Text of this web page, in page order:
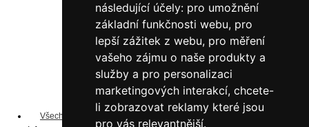
následující účely: pro umožnění
základní funkčnosti webu, pro
lepší zážitek z webu, pro měření
vašeho zájmu o naše produkty a
služby a pro personalizaci
marketingových interakcí, chcete-
li zobrazovat reklamy které jsou
pro vás relevantnější.
do 350 kg/polici
Lakované šedé
do 200 kg/polici
do 350 kg/polici
do 190 kg/polici
do 240 kg/polici
do 330 kg/polici
Všechny produkty ...